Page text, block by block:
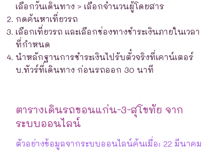
เลือกวันเดินทาง > เลือกจำนวนผู้โดยสาร
กดค้นหาเที่ยวรถ
เลือกเที่ยวรถ และเลือกช่องทางชำระเงินภายในเวลา
ที่กำหนด
นำหลักฐานการชำระเงินไปรับตั๋วจริงที่เคาน์เตอร์
บ.ทัวร์ที่เดินทาง ก่อนรถออก 30 นาที
ตารางเดินรถขอนแก่น-3-สุโขทัย จาก
ระบบออนไลน์
ตัวอย่างข้อมูลจากระบบออนไลน์ค้นเมื่อ: 22 มีนาคม